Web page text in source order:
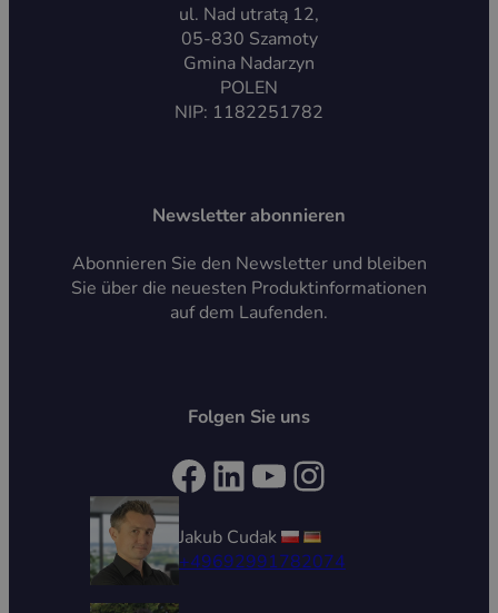
ul. Nad utratą 12,
05-830 Szamoty
Gmina Nadarzyn
POLEN
NIP: 1182251782
Newsletter abonnieren
Abonnieren Sie den Newsletter und bleiben
Sie über die neuesten Produktinformationen
auf dem Laufenden.
Folgen Sie uns
Facebook LinkedIn YouTube Instagram
Jakub Cudak
+49692991782074